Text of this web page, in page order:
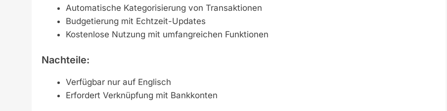
Automatische Kategorisierung von Transaktionen
Budgetierung mit Echtzeit-Updates
Kostenlose Nutzung mit umfangreichen Funktionen
Nachteile:
Verfügbar nur auf Englisch
Erfordert Verknüpfung mit Bankkonten